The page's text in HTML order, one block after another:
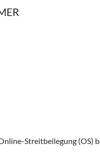
Streitbeilegung (OS)